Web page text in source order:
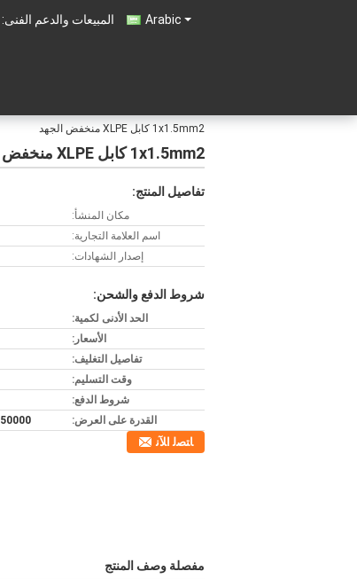
Arabic المبيعات والدعم الفنى:
1x1.5mm2 كابل XLPE منخفض الجهد
1x1.5mm2 كابل XLPE منخفض الجهد
تفاصيل المنتج:
مكان المنشأ:
اسم العلامة التجارية:
إصدار الشهادات:
شروط الدفع والشحن:
الحد الأدنى لكمية:
الأسعار:
تفاصيل التغليف:
وقت التسليم:
شروط الدفع:
القدرة على العرض:
50000 متر في الأسبوع
ﺎﺘﺼﻟ ﺍﻶﻧ
مفصلة وصف المنتج